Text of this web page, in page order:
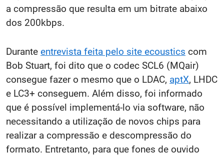
a compressão que resulta em um bitrate abaixo
dos 200kbps.
Durante entrevista feita pelo site ecoustics com
Bob Stuart, foi dito que o codec SCL6 (MQair)
consegue fazer o mesmo que o LDAC, aptX, LHDC
e LC3+ conseguem. Além disso, foi informado
que é possível implementá-lo via software, não
necessitando a utilização de novos chips para
realizar a compressão e descompressão do
formato. Entretanto, para que fones de ouvido